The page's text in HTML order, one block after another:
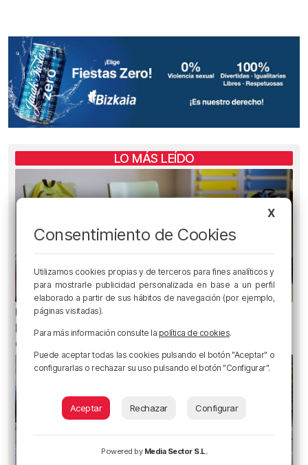
LO MÁS LEÍDO
Un total de 124 centros de Infantil y Primaria de
Euskadi realizarán mejoras con una inversión
de 19,3 millones
X
Consentimiento de Cookies
Utilizamos cookies propias y de terceros para fines analíticos y
para mostrarle publicidad personalizada en base a un perfil
elaborado a partir de sus hábitos de navegación (por ejemplo,
páginas visitadas).
Para más información consulte la política de cookies.
Puede aceptar todas las cookies pulsando el botón "Aceptar" o
configurarlas o rechazar su uso pulsando el botón "Configurar".
Aceptar Rechazar Configurar
Powered by Media Sector S.L.